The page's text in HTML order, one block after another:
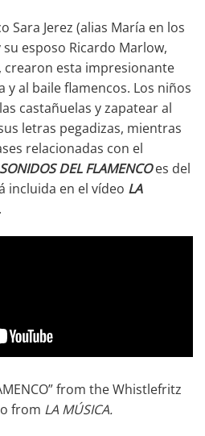
Sara Jerez (alias María en los
esposo Ricardo Marlow,
esta impresionante
y al baile flamencos. Los niños
castañuelas y zapatear al
letras pegadizas, mientras
relacionadas con el
SONIDOS DEL FLAMENCOes del
incluida en el vídeo LA
from the Whistlefritz
from LA MÚSICA.